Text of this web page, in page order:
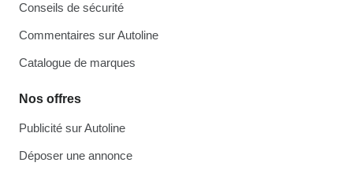
Conseils de sécurité
Commentaires sur Autoline
Catalogue de marques
Nos offres
Publicité sur Autoline
Déposer une annonce